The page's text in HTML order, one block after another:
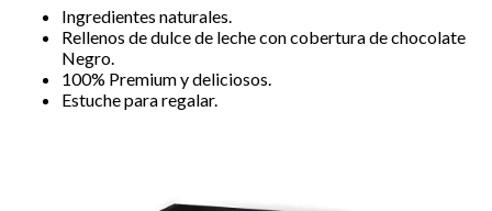
Ingredientes naturales.
Rellenos de dulce de leche con cobertura de chocolate
Negro.
100% Premium y deliciosos.
Estuche para regalar.